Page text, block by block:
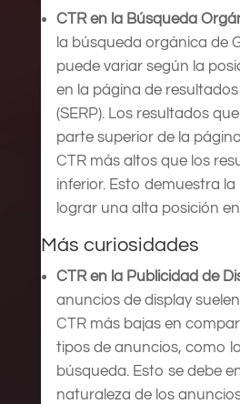
CTR en la Búsqueda
la búsqueda orgánica de
puede variar según la
en la página de
(SERP). Los resultados
parte superior de la
CTR más altos que los
inferior. Esto demuestra
lograr una alta posición en
Más curiosidades
CTR en la Publicidad de
anuncios de display
CTR más bajas en
tipos de anuncios, como
búsqueda. Esto se debe
naturaleza de los